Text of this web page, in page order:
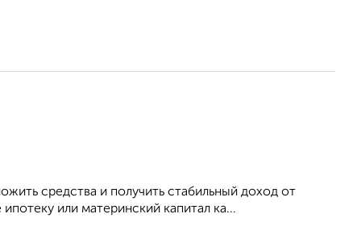
средства и получить стабильный доход от
или материнский капитал ка...